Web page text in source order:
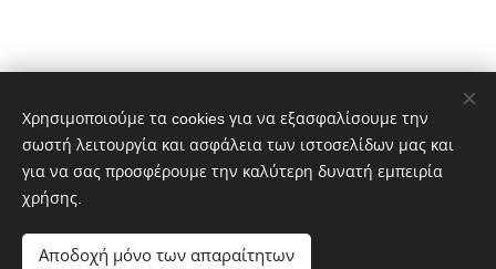
Share
Χρησιμοποιούμε τα cookies για να εξασφαλίσουμε την
σωστή λειτουργία και ασφάλεια των ιστοσελίδων μας και
για να σας προσφέρουμε την καλύτερη δυνατή εμπειρία
χρήσης.
Αποδοχή μόνο των απαραίτητων